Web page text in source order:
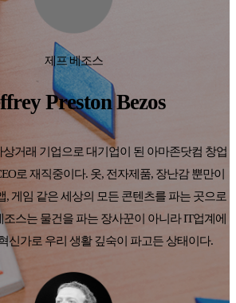
제프 베조스
Preston Bezos
거래 기업으로 대기업이 된 아마존닷컴 창업
로 재직중이다. 옷, 전자제품, 장난감 뿐만이
, 게임 같은 세상의 모든 콘텐츠를 파는 곳으로
조스는 물건을 파는 장사꾼이 아니라 IT업계에
신가로 우리 생활 깊숙이 파고든 상태이다.